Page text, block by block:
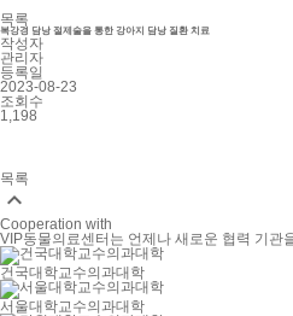
목록
복강경 담낭 절제술을 통한 강아지 담낭 질환 치료
작성자
관리자
등록일
2023-08-23
조회수
1,198
목록

Cooperation with
VIP동물의료센터는 언제나 새로운 협력 기관
건국대학교수의과대학
서울대학교수의과대학